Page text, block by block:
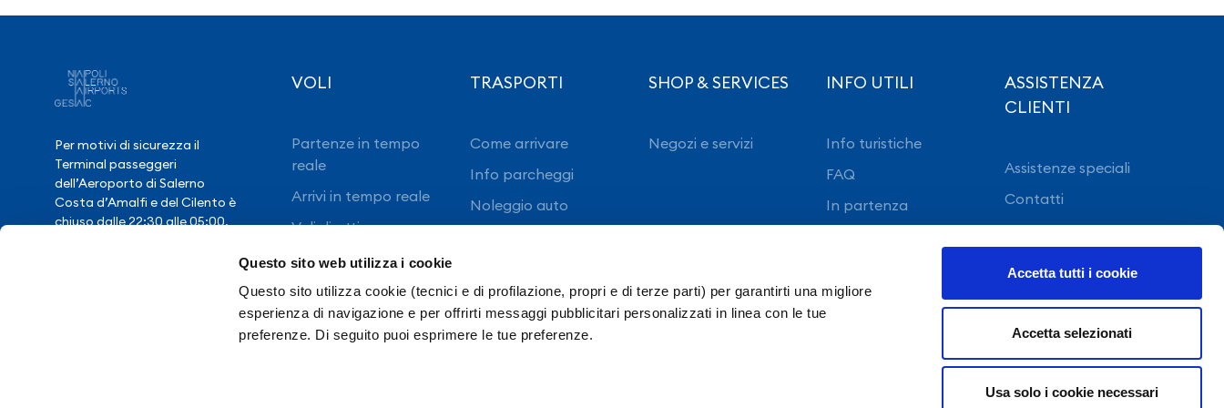
Questo sito web utilizza i cookie
Questo sito utilizza cookie (tecnici e di profilazione, propri e di terze parti) per garantirti una migliore
esperienza di navigazione e per offrirti messaggi pubblicitari personalizzati in linea con le tue
preferenze. Di seguito puoi esprimere le tue preferenze.
Accetta tutti i cookie
Accetta selezionati
Usa solo i cookie necessari
Per motivi di sicurezza il
Terminal passeggeri
dell’Aeroporto di Salerno
Costa d’Amalfi e del Cilento è
chiuso dalle 22:30 alle 05:00,
VOLI
Partenze in tempo
reale
Arrivi in tempo reale
Voli diretti
TRASPORTI
Come arrivare
Info parcheggi
Noleggio auto
SHOP & SERVICES
Negozi e servizi
INFO UTILI
Info turistiche
FAQ
In partenza
ASSISTENZA
CLIENTI
Assistenze speciali
Contatti